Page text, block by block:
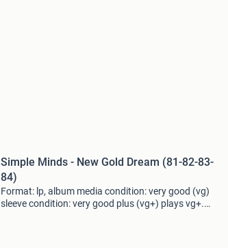
Simple Minds - New Gold Dream (81-82-83-
84)
Format: lp, album media condition: very good (vg)
sleeve condition: very good plus (vg+) plays vg+.